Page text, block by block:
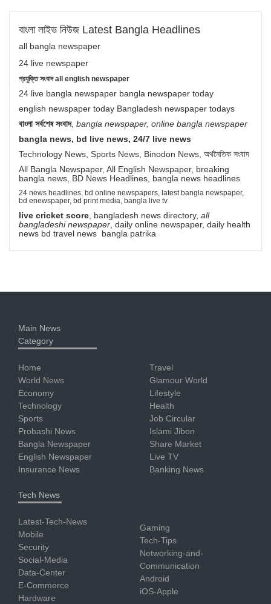
বাংলা লাইভ নিউজ Latest Bangla Headlines
all bangla newspaper
24 live newspaper
প্রযুক্তি সংবাদ all english newspaper
24 live bangla newspaper bangla newspaper today
english newspaper today Bangladesh newspaper todays
বাংলা সর্বশেষ সংবাদ, bangla newspaper, online bangla newspaper
bangla news, bd live news, 24/7 live news
Technology News, Sports News, Binodon News, অর্থনৈতিক সংবাদ
All Bangla Newspaper, All English Newspaper, breaking
bangla news, BD News Headlines, bangla news headlines
24 news headlines, bd online newspapers, latest bangla newspaper,
bd enewspaper, bd print media, bangla live tv
live cricket score , bangladesh news directory, all
bangladeshi newspaper , daily online newspaper, daily health
news bd travel news bangla patrika
Main News
Category
Home
World News
Economy
Technology
Sports
Probashi News
Bangla Newspaper
English Newspaper
Insurance News
Travel
Glamour World
Lifestyle
Health
Job Circular
Islami Jibon
Share Market
Live TV
Banking News
Tech News
Latest-Tech-News
Mobile
Security
Social-Media
Data-Center
E-Commerce
Hardware
Gaming
Tech-Tips
Networking-and-
Communication
Android
iOS-Apple